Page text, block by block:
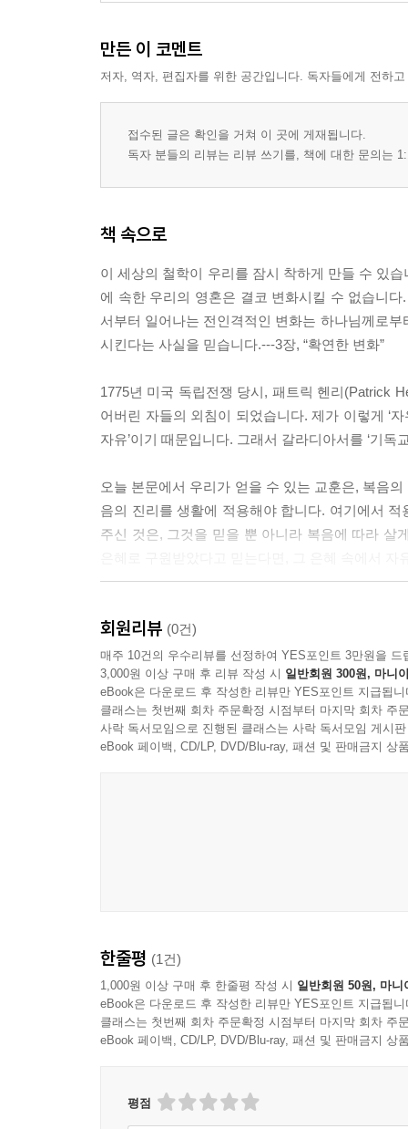
만든 이 코멘트
저자, 역자, 편집자를 위한 공간입니다. 독자들에게 전하
접수된 글은 확인을 거쳐 이 곳에 게재됩니다.
독자 분들의 리뷰는 리뷰 쓰기를, 책에 대한 문의는
책 속으로
이 세상의 철학이 우리를 잠시 착하게 만들 수 있
에 속한 우리의 영혼은 결코 변화시킬 수 없습니
서부터 일어나는 전인격적인 변화는 하나님께로
시킨다는 사실을 믿습니다.---3장, “확연한 변화”
1775년 미국 독립전쟁 당시, 패트릭 헨리(Patrick
어버린 자들의 외침이 되었습니다. 제가 이렇게 ‘
자유’이기 때문입니다. 그래서 갈라디아서를 ‘기
오늘 본문에서 우리가 얻을 수 있는 교훈은, 복음
음의 진리를 생활에 적용해야 합니다. 여기에서
주신 것은, 그것을 믿을 뿐 아니라 복음에 따라 살
회원리뷰 (0건)
매주 10건의 우수리뷰를 선정하여 YES포인트 3만원을 드
3,000원 이상 구매 후 리뷰 작성 시 일반회원 300원, 마니
eBook은 다운로드 후 작성한 리뷰만 YES포인트 지급됩니
클래스는 첫번째 회차 주문확정 시점부터 마지막 회차 주
사락 독서모임으로 진행된 클래스는 사락 독서모임 게시
eBook 페이백, CD/LP, DVD/Blu-ray, 패션 및 판매금지 상
한줄평 (1건)
1,000원 이상 구매 후 한줄평 작성 시 일반회원 50원, 마니
eBook은 다운로드 후 작성한 리뷰만 YES포인트 지급됩니
클래스는 첫번째 회차 주문확정 시점부터 마지막 회차 주
eBook 페이백, CD/LP, DVD/Blu-ray, 패션 및 판매금지 상
평점